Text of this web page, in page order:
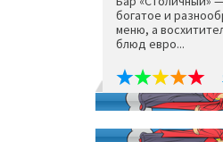
богатое и
меню, а
блюд евро...